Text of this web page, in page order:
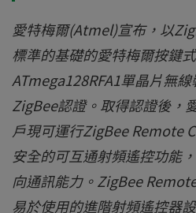
愛特梅爾(Atmel)宣布，以
標準的基礎的愛特梅爾按鍵
ATmega128RFA1單晶片無
ZigBee認證。取得認證後，
戶現可運行ZigBee Remote
安全的可互通射頻遙控功能
向通訊能力。ZigBee
易於使用的進階射頻遙控器